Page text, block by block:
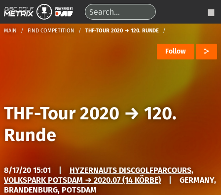
MAIN FIND COMPETITION THF-TOUR 2020 → 120. RUNDE
Follow
THF-Tour 2020 →120.
Runde
8/17/20 15:01
HYZERNAUTS DISCGOLFPARCOURS,
VOLKSPARK POTSDAM → 2020.07 (14 KÖRBE)
GERMANY,
BRANDENBURG, POTSDAM